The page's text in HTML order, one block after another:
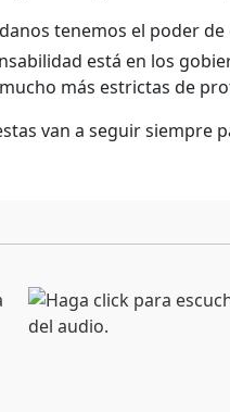
tenemos el poder
está en los
más estrictas de
van a seguir siempre